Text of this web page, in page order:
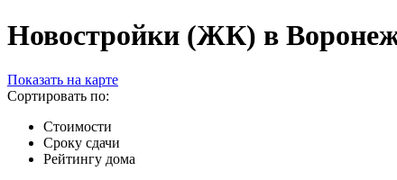
Новостройки (ЖК) в
Показать на карте
Сортировать по:
Стоимости
Сроку сдачи
Рейтингу дома